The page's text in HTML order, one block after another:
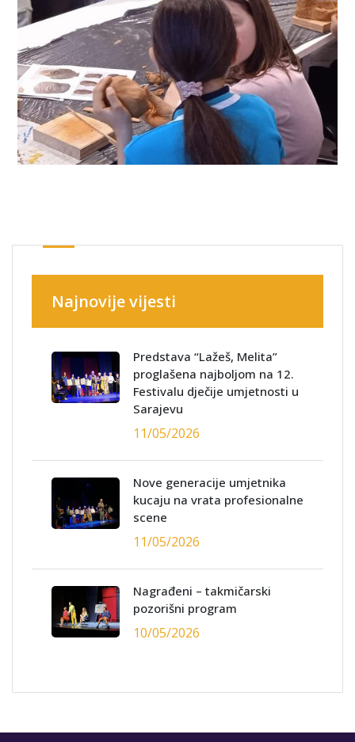
Najnovije vijesti
Predstava “Lažeš, Melita”
proglašena najboljom na 12.
Festivalu dječije umjetnosti u
Sarajevu
11/05/2026
Nove generacije umjetnika
kucaju na vrata profesionalne
scene
11/05/2026
Nagrađeni – takmičarski
pozorišni program
10/05/2026